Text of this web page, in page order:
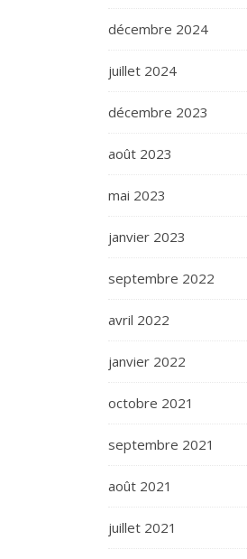
décembre 2024
juillet 2024
décembre 2023
août 2023
mai 2023
janvier 2023
septembre 2022
avril 2022
janvier 2022
octobre 2021
septembre 2021
août 2021
juillet 2021